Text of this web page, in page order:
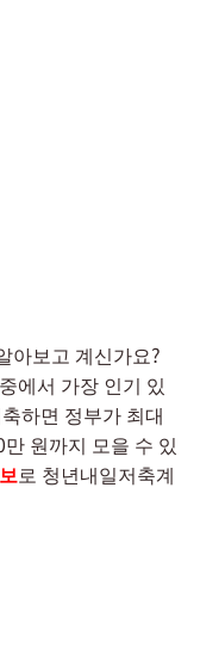
아보고 계신가요?
에서 가장 인기 있
하면 정부가 최대
원까지 모을 수 있
로 청년내일저축계